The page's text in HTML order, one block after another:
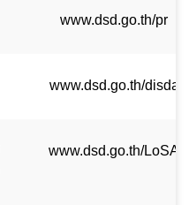
www.dsd.go.th/pr
www.dsd.go.th/disda
www.dsd.go.th/LoSA